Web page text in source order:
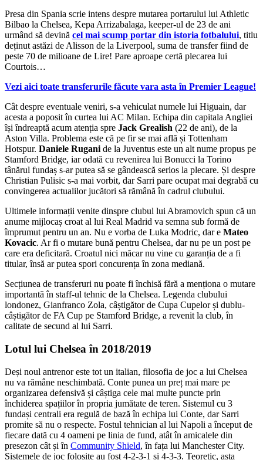
Presa din Spania scrie intens despre mutarea portarului lui Athletic
Bilbao la Chelsea, Kepa Arrizabalaga, keeper-ul de 23 de ani
urmând să devină cel mai scump portar din istoria fotbalului, titlu
deținut astăzi de Alisson de la Liverpool, suma de transfer fiind de
peste 70 de milioane de Lire! Pare aproape certă plecarea lui
Courtois…
Vezi aici toate transferurile făcute vara asta în Premier League!
Cât despre eventuale veniri, s-a vehiculat numele lui Higuain, dar
acesta a poposit în curtea lui AC Milan. Echipa din capitala Angliei
își îndreaptă acum atenția spre Jack Grealish (22 de ani), de la
Aston Villa. Problema este că pe fir se mai află și Tottenham
Hotspur. Daniele Rugani de la Juventus este un alt nume propus pe
Stamford Bridge, iar odată cu revenirea lui Bonucci la Torino
tânărul fundaș s-ar putea să se gândească serios la plecare. Și despre
Christian Pulisic s-a mai vorbit, dar Sarri pare ocupat mai degrabă cu
convingerea actualilor jucători să rămână în cadrul clubului.
Ultimele informații venite dinspre clubul lui Abramovich spun că un
anume mijlocaș croat al lui Real Madrid va semna sub formă de
împrumut pentru un an. Nu e vorba de Luka Modric, dar e Mateo
Kovacic. Ar fi o mutare bună pentru Chelsea, dar nu pe un post pe
care era deficitară. Croatul nici măcar nu vine cu garanția de a fi
titular, însă ar putea spori concurența în zona mediană.
Secțiunea de transferuri nu poate fi închisă fără a menționa o mutare
importantă în staff-ul tehnic de la Chelsea. Legenda clubului
londonez, Gianfranco Zola, câștigător de Cupa Cupelor și dublu-
câștigător de FA Cup pe Stamford Bridge, a revenit la club, în
calitate de secund al lui Sarri.
Lotul lui Chelsea în 2018/2019
Deși noul antrenor este tot un italian, filosofia de joc a lui Chelsea
nu va rămâne neschimbată. Conte punea un preț mai mare pe
organizarea defensivă și câștiga cele mai multe puncte prin
închiderea spațiilor în propria jumătate de teren. Sistemul cu 3
fundași centrali era regulă de bază în echipa lui Conte, dar Sarri
promite să nu o respecte. Fostul tehnician al lui Napoli a început de
fiecare dată cu 4 oameni pe linia de fund, atât în amicalele din
presezon cât și în Community Shield, în fața lui Manchester City.
Sistemele de joc folosite au fost 4-2-3-1 și 4-3-3. Teoretic, asta